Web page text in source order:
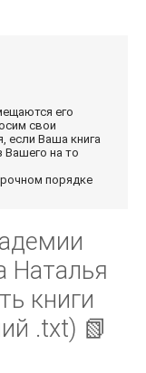
его
свои
если Ваша книга
Вашего на то
порядке
Наталья
книги
.txt) 📗